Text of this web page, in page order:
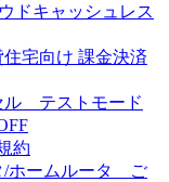
ドキャッシュレス
宅向け 課金決済
ル テストモード
約
/ホームルータ ご